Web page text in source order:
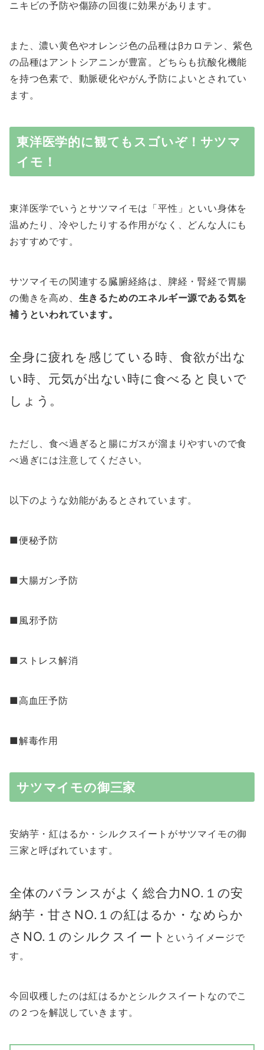
ニキビの予防や傷跡の回復に効果があります。
また、濃い黄色やオレンジ色の品種はβカロテン、紫色
の品種はアントシアニンが豊富。どちらも抗酸化機能
を持つ色素で、動脈硬化やがん予防によいとされてい
ます。
東洋医学的に観てもスゴいぞ！サツマ
イモ！
東洋医学でいうとサツマイモは「平性」といい身体を
温めたり、冷やしたりする作用がなく、どんな人にも
おすすめです。
サツマイモの関連する臓腑経絡は、脾経・腎経で胃腸
の働きを高め、 生きるためのエネルギー源である気を
補うといわれています。
全身に疲れを感じている時、食欲が出な
い時、元気が出ない時に食べると良いで
しょう。
ただし、食べ過ぎると腸にガスが溜まりやすいので食
べ過ぎには注意してください。
以下のような効能があるとされています。
■便秘予防
■大腸ガン予防
■風邪予防
■ストレス解消
■高血圧予防
■解毒作用
サツマイモの御三家
安納芋・紅はるか・シルクスイートがサツマイモの御
三家と呼ばれています。
全体のバランスがよく総合力NO.１の安
納芋・甘さNO.１の紅はるか・なめらか
さNO.１のシルクスイート というイメージで
す。
今回収穫したのは紅はるかとシルクスイートなのでこ
の２つを解説していきます。